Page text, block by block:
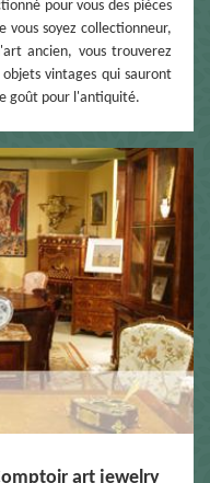
pour vous des pièces
vous soyez collectionneur,
ancien, vous trouverez
vintages qui sauront
goût pour l'antiquité.
art jewelry